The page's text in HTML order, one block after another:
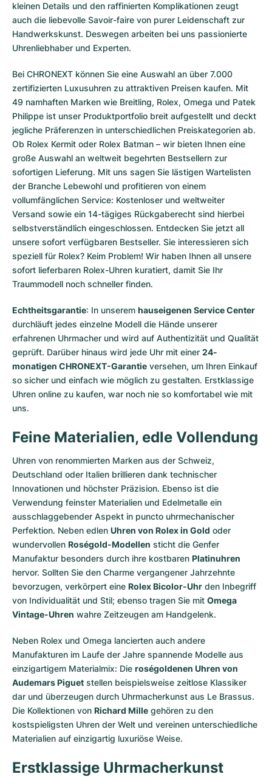
kleinen Details und den raffinierten Komplikationen zeugt
auch die liebevolle Savoir-faire von purer Leidenschaft zur
Handwerkskunst. Deswegen arbeiten bei uns passionierte
Uhrenliebhaber und Experten.
Bei CHRONEXT können Sie eine Auswahl an über 7.000
zertifizierten Luxusuhren zu attraktiven Preisen kaufen. Mit
49 namhaften Marken wie Breitling, Rolex, Omega und Patek
Philippe ist unser Produktportfolio breit aufgestellt und deckt
jegliche Präferenzen in unterschiedlichen Preiskategorien ab.
Ob Rolex Kermit oder Rolex Batman – wir bieten Ihnen eine
große Auswahl an weltweit begehrten Bestsellern zur
sofortigen Lieferung. Mit uns sagen Sie lästigen Wartelisten
der Branche Lebewohl und profitieren von einem
vollumfänglichen Service: Kostenloser und weltweiter
Versand sowie ein 14-tägiges Rückgaberecht sind hierbei
selbstverständlich eingeschlossen. Entdecken Sie jetzt all
unsere sofort verfügbaren Bestseller. Sie interessieren sich
speziell für Rolex? Keim Problem! Wir haben Ihnen all unsere
sofort lieferbaren Rolex-Uhren kuratiert, damit Sie Ihr
Traummodell noch schneller finden.
Echtheitsgarantie: In unserem hauseigenen Service Center
durchläuft jedes einzelne Modell die Hände unserer
erfahrenen Uhrmacher und wird auf Authentizität und Qualität
geprüft. Darüber hinaus wird jede Uhr mit einer 24-
monatigen CHRONEXT-Garantie versehen, um Ihren Einkauf
so sicher und einfach wie möglich zu gestalten. Erstklassige
Uhren online zu kaufen, war noch nie so komfortabel wie mit
uns.
Feine Materialien, edle Vollendung
Uhren von renommierten Marken aus der Schweiz,
Deutschland oder Italien brillieren dank technischer
Innovationen und höchster Präzision. Ebenso ist die
Verwendung feinster Materialien und Edelmetalle ein
ausschlaggebender Aspekt in puncto uhrmechanischer
Perfektion. Neben edlen Uhren von Rolex in Gold oder
wundervollen Roségold-Modellen sticht die Genfer
Manufaktur besonders durch ihre kostbaren Platinuhren
hervor. Sollten Sie den Charme vergangener Jahrzehnte
bevorzugen, verkörpert eine Rolex Bicolor-Uhr den Inbegriff
von Individualität und Stil; ebenso tragen Sie mit Omega
Vintage-Uhren wahre Zeitzeugen am Handgelenk.
Neben Rolex und Omega lancierten auch andere
Manufakturen im Laufe der Jahre spannende Modelle aus
einzigartigem Materialmix: Die roségoldenen Uhren von
Audemars Piguet stellen beispielsweise zeitlose Klassiker
dar und überzeugen durch Uhrmacherkunst aus Le Brassus.
Die Kollektionen von Richard Mille gehören zu den
kostspieligsten Uhren der Welt und vereinen unterschiedliche
Materialien auf einzigartig luxuriöse Weise.
Erstklassige Uhrmacherkunst